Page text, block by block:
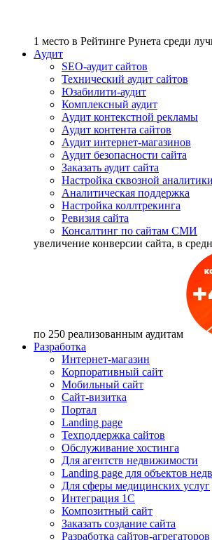
1 место в Рейтинге Рунета cреди
Аудит
SEO-аудит сайтов
Технический аудит сайтов
Юзабилити-аудит
Комплексный аудит
Аудит контекстной рекламы
Аудит контента сайтов
Аудит интернет-магазинов
Аудит безопасности сайта
Заказать аудит сайта
Настройка сквозной аналитики
Аналитическая поддержка
Настройка коллтрекинга
Ревизия сайта
Консалтинг по сайтам СМИ
увеличение конверсии сайта, в
по 250 реализованным аудитам
Разработка
Интернет-магазин
Корпоративный сайт
Мобильный сайт
Сайт-визитка
Портал
Landing page
Техподдержка сайтов
Обслуживание хостинга
Для агентств недвижимости
Landing page для объектов
Для сферы медицинских услуг
Интеграция 1С
Композитный сайт
Заказать создание сайта
Разработка сайтов-агрегаторов